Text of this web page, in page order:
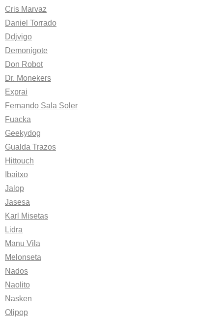
Cris Marvaz
Daniel Torrado
Ddjvigo
Demonigote
Don Robot
Dr. Monekers
Exprai
Fernando Sala Soler
Fuacka
Geekydog
Gualda Trazos
Hittouch
Ibaitxo
Jalop
Jasesa
Karl Misetas
Lidra
Manu Vila
Melonseta
Nados
Naolito
Nasken
Olipop